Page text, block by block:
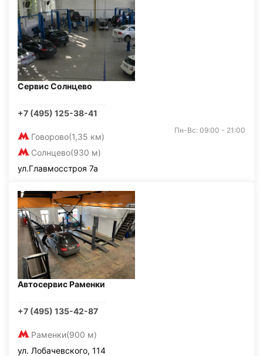
Сервис Солнцево
+7 (495) 125-38-41
Говорово(1,35 км)
Солнцево(930 м)
Пн-Вс: 09:00 - 21:00
ул.Главмосстроя 7а
Автосервис Раменки
+7 (495) 135-42-87
Раменки(900 м)
ул. Лобачевского, 114